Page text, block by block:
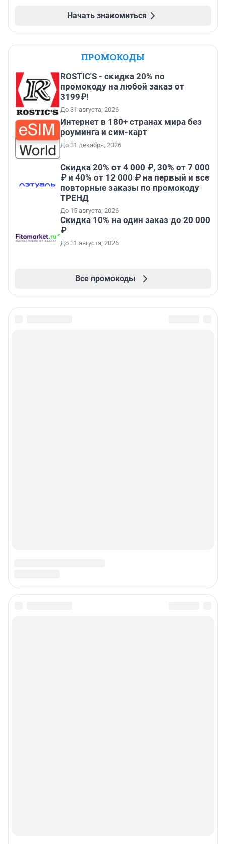
Начать знакомиться
ПРОМОКОДЫ
ROSTIC'S - скидка 20% по
промокоду на любой заказ от
3199₽!
До 31 августа, 2026
Интернет в 180+ странах мира без
роуминга и сим-карт
До 31 декабря, 2026
Скидка 20% от 4 000 ₽, 30% от 7 000
₽ и 40% от 12 000 ₽ на первый и все
повторные заказы по промокоду
ТРЕНД
До 15 августа, 2026
Скидка 10% на один заказ до 20 000
₽
До 31 августа, 2026
Все промокоды